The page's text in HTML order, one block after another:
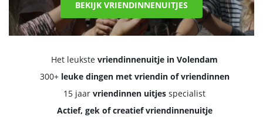
BEKIJK VRIENDINNENUITJES
Het leukste vriendinnenuitje in Volendam
300+ leuke dingen met vriendin of vriendinnen
15 jaar vriendinnen uitjes specialist
Actief, gek of creatief vriendinnenuitje